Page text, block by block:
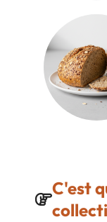
C'est